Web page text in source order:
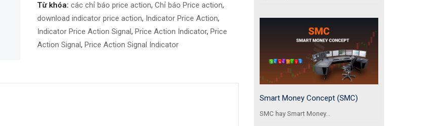
Từ khóa: các chỉ báo price action, Chỉ báo Price action,
download indicator price action, Indicator Price Action,
Indicator Price Action Signal, Price Action Indicator, Price
Action Signal, Price Action Signal Indicator
Smart Money Concept (SMC)
SMC hay Smart Money...